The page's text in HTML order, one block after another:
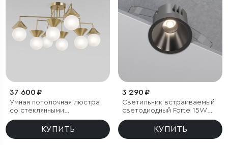
37 600 ₽
Умная потолочная люстра
со стеклянными
фактурными плафонами
КУПИТЬ
3 290 ₽
Светильник встраиваемый
светодиодный Forte 15W
4000K титан
КУПИТЬ